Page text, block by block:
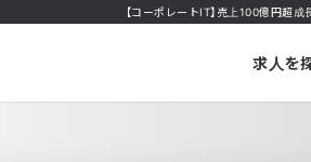
【コーポレートIT】売上100億円超
求人を